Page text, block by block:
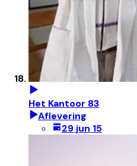
Het Kantoor 83
Aflevering
29 jun 15